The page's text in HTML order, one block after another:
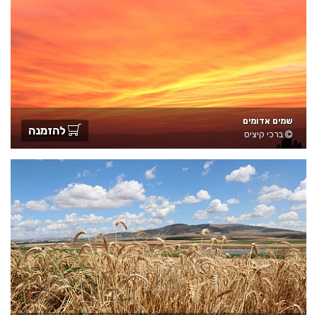
שמים אדומים
ברכי קיציס
להזמנה